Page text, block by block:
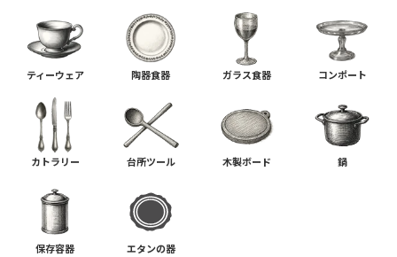
ティーウェア 陶器食器 ガラス食器 コンポート
カトラリー 台所ツール 木製ボード 鍋
保存容器 エタンの器